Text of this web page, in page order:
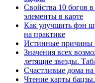
Свойства 10 богов
элементы в карте
Как улучшить фэн
на практике
Истинные причины
Значения всех
летящие звезды.
Счастливые дома
Чтение карты